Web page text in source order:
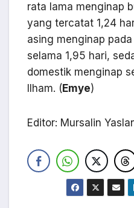
rata lama menginap
yang tercatat 1,24
asing menginap
selama 1,95 hari,
domestik menginap
Ilham. ( Emye)
Editor: Mursalin